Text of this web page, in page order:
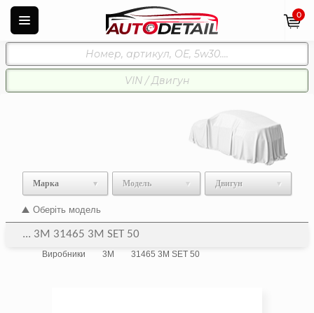
0
Марка Модель Двигун
Оберіть модель
... 3M 31465 3M SET 50
Виробники 3M 31465 3M SET 50